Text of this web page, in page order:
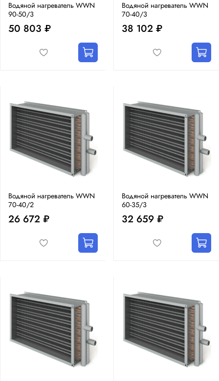
Водяной нагреватель WWN
90-50/3
50 803 ₽
Водяной нагреватель WWN
70-40/3
38 102 ₽
Водяной нагреватель WWN
70-40/2
26 672 ₽
Водяной нагреватель WWN
60-35/3
32 659 ₽